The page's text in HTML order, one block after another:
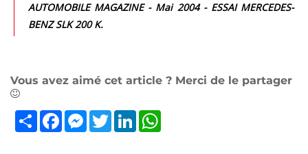
AUTOMOBILE MAGAZINE - Mai 2004 - ESSAI MERCEDES-
BENZ SLK 200 K.
Vous avez aimé cet article ? Merci de le partager
PartagerFacebookMessenger
TwitterLinkedIn